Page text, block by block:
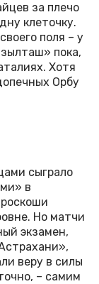
за плечо
клеточку.
поля – у
пока,
Хотя
Орбу
сыграло
в
Но матчи
экзамен,
веру в силы
– самим